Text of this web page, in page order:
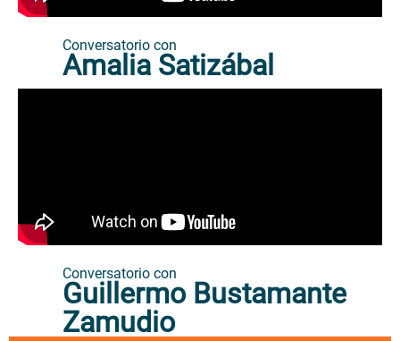
Conversatorio con
Amalia Satizábal
Conversatorio con
Guillermo Bustamante
Zamudio